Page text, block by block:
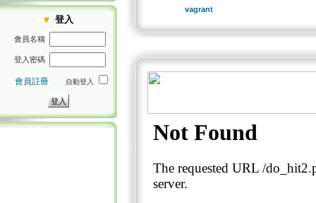
登入
會員名稱
登入密碼
會員註冊 自動登入
vagrant